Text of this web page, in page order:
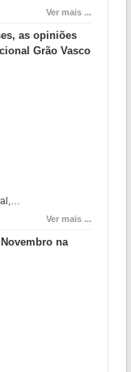
Ver mais ...
as opiniões
Grão Vasco
Ver mais ...
na